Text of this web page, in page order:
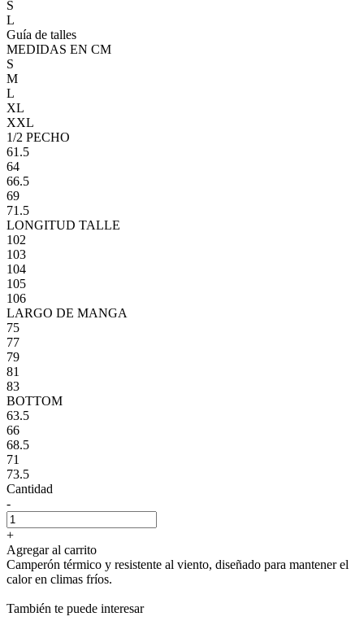
S
L
Guía de talles
MEDIDAS EN CM
S
M
L
XL
XXL
1/2 PECHO
61.5
64
66.5
69
71.5
LONGITUD TALLE
102
103
104
105
106
LARGO DE MANGA
75
77
79
81
83
BOTTOM
63.5
66
68.5
71
73.5
Cantidad
-
+
Agregar al carrito
Camperón térmico y resistente al viento, diseñado para mantener el
calor en climas fríos.
También te puede interesar